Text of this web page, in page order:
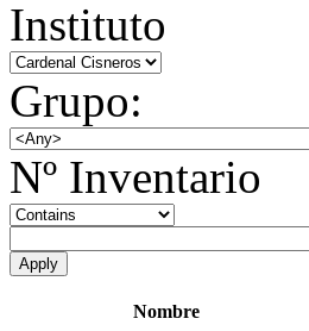
Instituto
Grupo:
Nº Inventario
Nombre